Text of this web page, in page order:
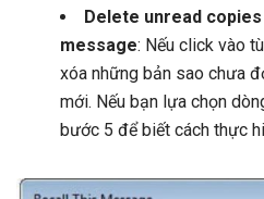
Delete unread
message: Nếu click vào
xóa những bản sao chưa
mới. Nếu bạn lựa chọn
bước 5 để biết cách thực